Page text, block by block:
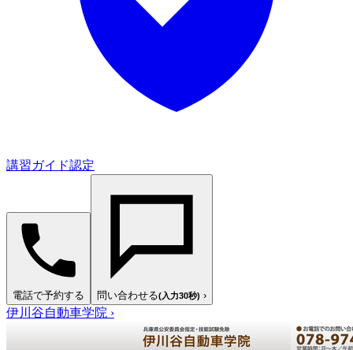
講習ガイド認定
電話で予約する 問い合わせる(入力30秒) ›
伊川谷自動車学院 ›